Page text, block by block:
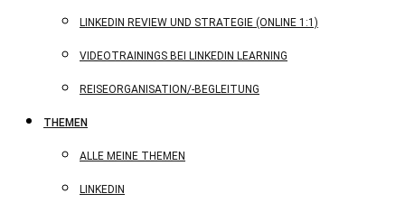
LINKEDIN REVIEW UND STRATEGIE (ONLINE 1:1)
VIDEOTRAININGS BEI LINKEDIN LEARNING
REISEORGANISATION/-BEGLEITUNG
THEMEN
ALLE MEINE THEMEN
LINKEDIN